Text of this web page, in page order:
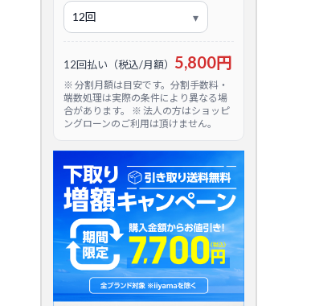
12回払い（税込/月額） 5,800円
※ 分割月額は目安です。分割手数料・
端数処理は実際の条件により異なる場
合があります。 ※ 法人の方はショッピ
ングローンのご利用は頂けません。